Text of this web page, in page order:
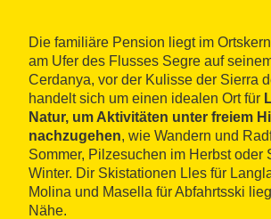
Die familiäre Pension liegt im
am Ufer des Flusses Segre auf
Cerdanya, vor der Kulisse der Sierra
handelt sich um einen idealen Ort für
Natur, um Aktivitäten unter freiem
nachzugehen, wie Wandern und
Sommer, Pilzesuchen im Herbst oder
Winter. Dir Skistationen Lles für
Molina und Masella für Abfahrtsski
Nähe.